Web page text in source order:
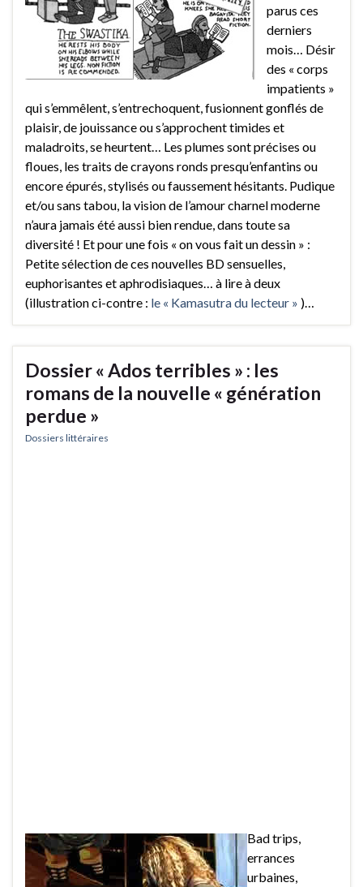
parus ces
derniers
mois… Désir
des « corps
impatients »
qui s’emmêlent, s’entrechoquent, fusionnent gonflés de
plaisir, de jouissance ou s’approchent timides et
maladroits, se heurtent… Les plumes sont précises ou
floues, les traits de crayons ronds presqu’enfantins ou
encore épurés, stylisés ou faussement hésitants. Pudique
et/ou sans tabou, la vision de l’amour charnel moderne
n’aura jamais été aussi bien rendue, dans toute sa
diversité ! Et pour une fois « on vous fait un dessin » :
Petite sélection de ces nouvelles BD sensuelles,
euphorisantes et aphrodisiaques… à lire à deux
(illustration ci-contre : le « Kamasutra du lecteur » )…
Dossier « Ados terribles » : les
romans de la nouvelle « génération
perdue »
Dossiers littéraires
Bad trips,
errances
urbaines,